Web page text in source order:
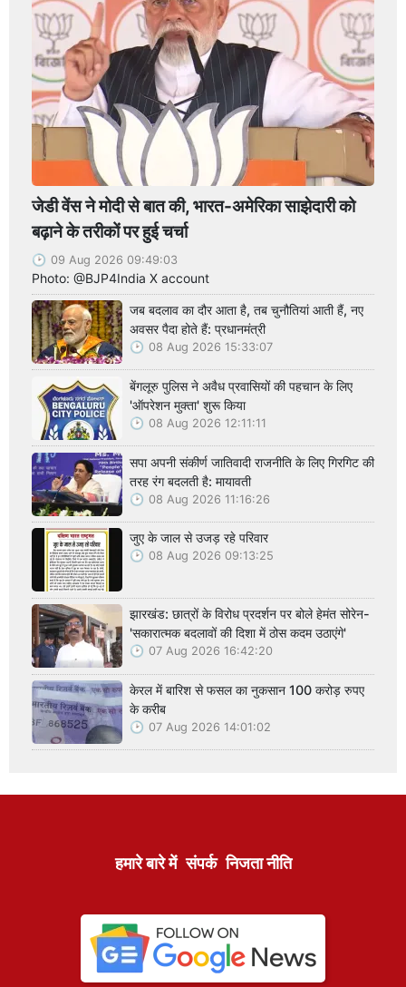
जेडी वेंस ने मोदी से बात की, भारत-अमेरिका साझेदारी को
बढ़ाने के तरीकों पर हुई चर्चा
09 Aug 2026 09:49:03
Photo: @BJP4India X account
जब बदलाव का दौर आता है, तब चुनौतियां आती हैं, नए
अवसर पैदा होते हैं: प्रधानमंत्री
08 Aug 2026 15:33:07
बेंगलूरु पुलिस ने अवैध प्रवासियों की पहचान के लिए
'ऑपरेशन मुक्ता' शुरू किया
08 Aug 2026 12:11:11
सपा अपनी संकीर्ण जातिवादी राजनीति के लिए गिरगिट की
तरह रंग बदलती है: मायावती
08 Aug 2026 11:16:26
जुए के जाल से उजड़ रहे परिवार
08 Aug 2026 09:13:25
झारखंड: छात्रों के विरोध प्रदर्शन पर बोले हेमंत सोरेन-
'सकारात्मक बदलावों की दिशा में ठोस कदम उठाएंगे'
07 Aug 2026 16:42:20
केरल में बारिश से फसल का नुकसान 100 करोड़ रुपए
के करीब
07 Aug 2026 14:01:02
हमारे बारे में संपर्क निजता नीति